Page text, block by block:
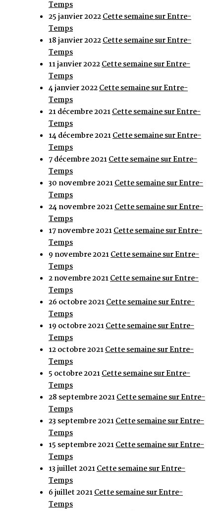
Temps
25 janvier 2022Cette semaine sur Entre-
Temps
18 janvier 2022Cette semaine sur Entre-
Temps
11 janvier 2022Cette semaine sur Entre-
Temps
4 janvier 2022Cette semaine sur Entre-
Temps
21 décembre 2021Cette semaine sur Entre-
Temps
14 décembre 2021Cette semaine sur Entre-
Temps
7 décembre 2021Cette semaine sur Entre-
Temps
30 novembre 2021Cette semaine sur Entre-
Temps
24 novembre 2021Cette semaine sur Entre-
Temps
17 novembre 2021Cette semaine sur Entre-
Temps
9 novembre 2021Cette semaine sur Entre-
Temps
2 novembre 2021Cette semaine sur Entre-
Temps
26 octobre 2021Cette semaine sur Entre-
Temps
19 octobre 2021Cette semaine sur Entre-
Temps
12 octobre 2021Cette semaine sur Entre-
Temps
5 octobre 2021Cette semaine sur Entre-
Temps
28 septembre 2021Cette semaine sur Entre-
Temps
23 septembre 2021Cette semaine sur Entre-
Temps
15 septembre 2021Cette semaine sur Entre-
Temps
13 juillet 2021Cette semaine sur Entre-
Temps
6 juillet 2021Cette semaine sur Entre-
Temps